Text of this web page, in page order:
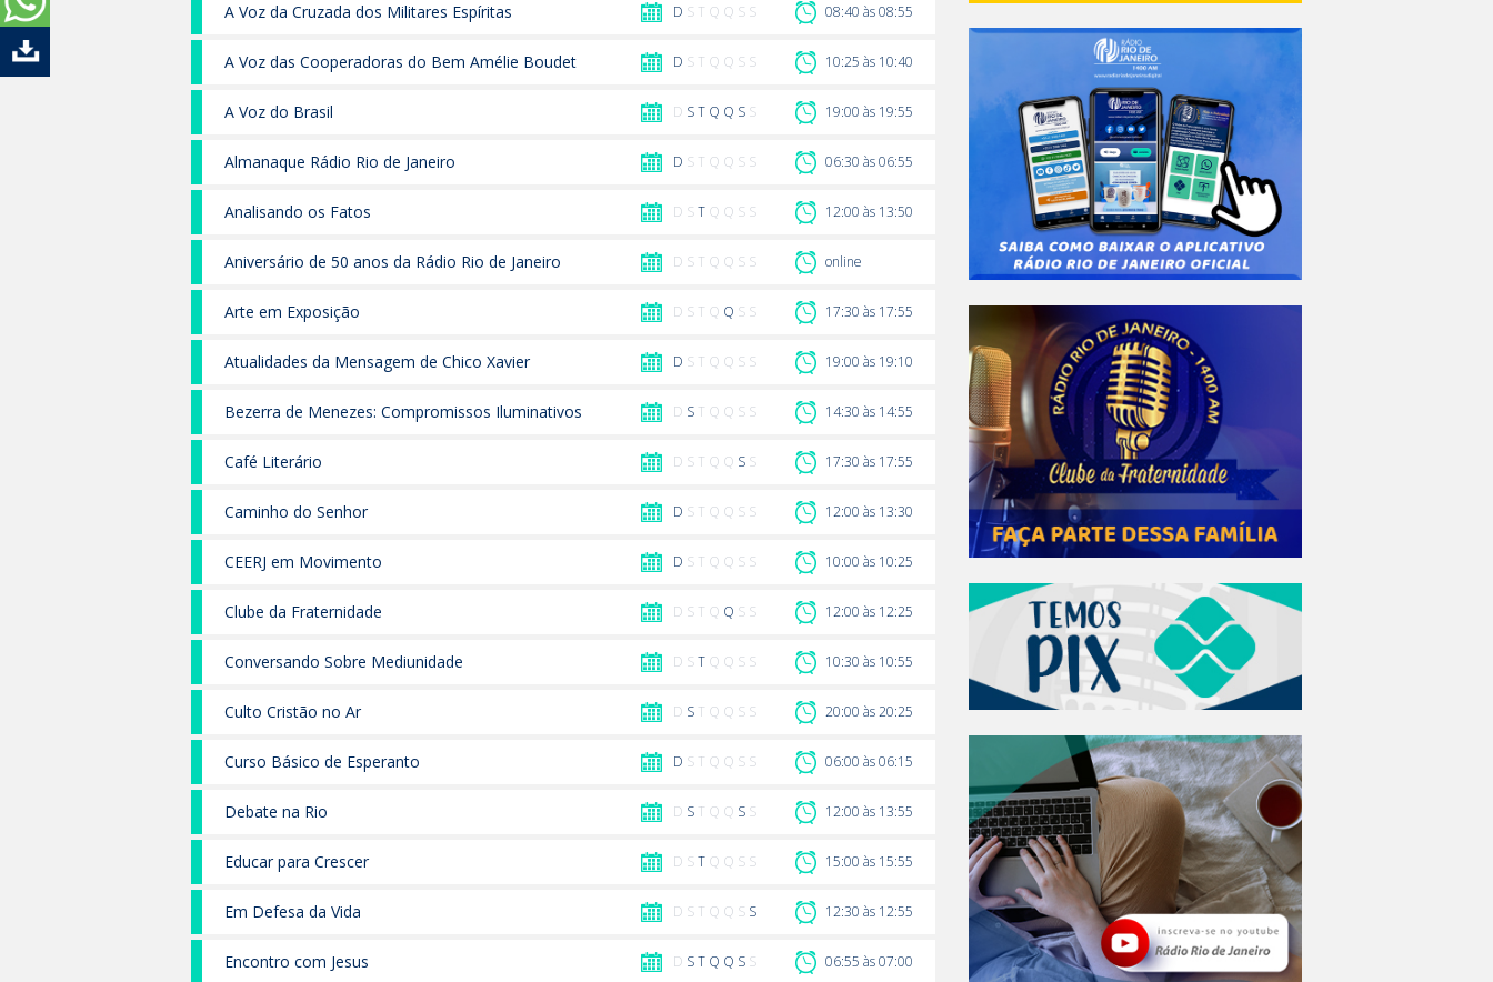
A Voz da Cruzada dos Militares Espíritas D S T Q Q S S 08:40 às 08:55
A Voz das Cooperadoras do Bem Amélie Boudet D S T Q Q S S 10:25 às 10:40
A Voz do Brasil D ST Q Q S S 19:00 às 19:55
Almanaque Rádio Rio de Janeiro D S T Q Q S S 06:30 às 06:55
Analisando os Fatos D ST Q Q S S 12:00 às 13:50
Aniversário de 50 anos da Rádio Rio de Janeiro D S T Q Q S S online
Arte em Exposição D S T Q Q S S 17:30 às 17:55
Atualidades da Mensagem de Chico Xavier D S T Q Q S S 19:00 às 19:10
Bezerra de Menezes: Compromissos Iluminativos D S T Q Q S S 14:30 às 14:55
Café Literário D S T Q Q S S 17:30 às 17:55
Caminho do Senhor D S T Q Q S S 12:00 às 13:30
CEERJ em Movimento D S T Q Q S S 10:00 às 10:25
Clube da Fraternidade D S T Q Q S S 12:00 às 12:25
Conversando Sobre Mediunidade D ST Q Q S S 10:30 às 10:55
Culto Cristão no Ar D S T Q Q S S 20:00 às 20:25
Curso Básico de Esperanto D S T Q Q S S 06:00 às 06:15
Debate na Rio D S T Q Q S S 12:00 às 13:55
Educar para Crescer D ST Q Q S S 15:00 às 15:55
Em Defesa da Vida D S T Q Q S S 12:30 às 12:55
Encontro com Jesus D ST Q Q S S 06:55 às 07:00